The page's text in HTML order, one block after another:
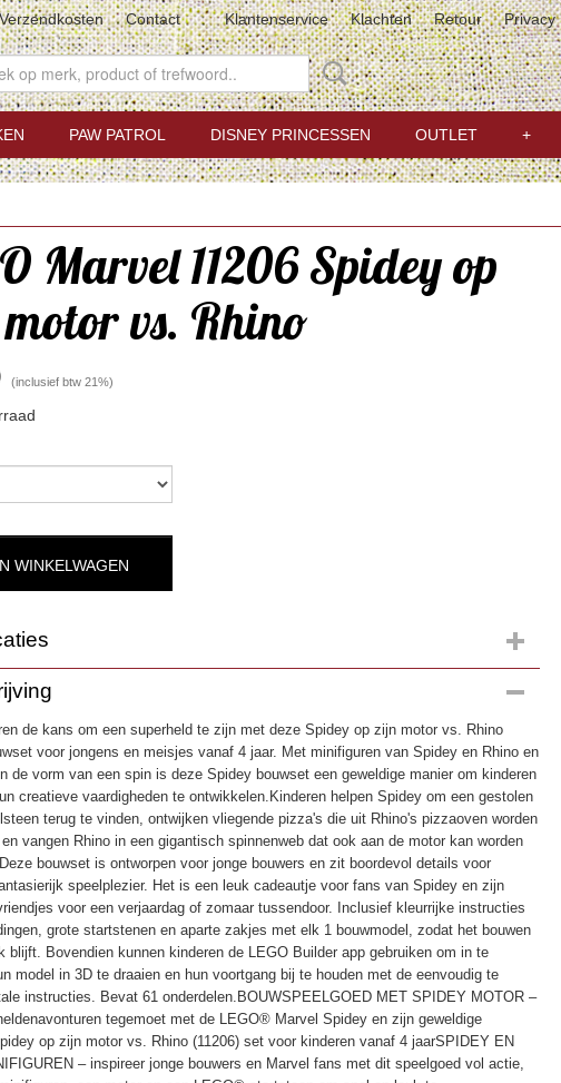
Verzendkosten Contact Klantenservice Klachten Retour Privacy
PAW PATROL DISNEY PRINCESSEN OUTLET +
Marvel 11206 Spidey op
vs. Rhino
(inclusief btw 21%)
WINKELWAGEN
de kans om een superheld te zijn met deze Spidey op zijn motor vs. Rhino
voor jongens en meisjes vanaf 4 jaar. Met minifiguren van Spidey en Rhino en
de vorm van een spin is deze Spidey bouwset een geweldige manier om kinderen
creatieve vaardigheden te ontwikkelen.Kinderen helpen Spidey om een gestolen
terug te vinden, ontwijken vliegende pizza's die uit Rhino's pizzaoven worden
vangen Rhino in een gigantisch spinnenweb dat ook aan de motor kan worden
bouwset is ontworpen voor jonge bouwers en zit boordevol details voor
speelplezier. Het is een leuk cadeautje voor fans van Spidey en zijn
voor een verjaardag of zomaar tussendoor. Inclusief kleurrijke instructies
grote startstenen en aparte zakjes met elk 1 bouwmodel, zodat het bouwen
blijft. Bovendien kunnen kinderen de LEGO Builder app gebruiken om in te
model in 3D te draaien en hun voortgang bij te houden met de eenvoudig te
instructies. Bevat 61 onderdelen.BOUWSPEELGOED MET SPIDEY MOTOR –
tegemoet met de LEGO® Marvel Spidey en zijn geweldige
op zijn motor vs. Rhino (11206) set voor kinderen vanaf 4 jaarSPIDEY EN
– inspireer jonge bouwers en Marvel fans met dit speelgoed vol actie,